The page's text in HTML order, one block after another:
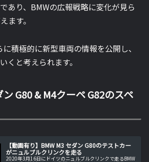
あり、BMWの広報戦略に変化が見ら
ます。
積極的に新型車両の情報を公開し、
くと考えられます。
G80 & M4クーペ G82のスペ
【動画有り】BMW M3 セダン G80のテストカー
がニュルブルクリンクを走る
2020年3月16日にドイツのニュルブルクリンクで走るBMW